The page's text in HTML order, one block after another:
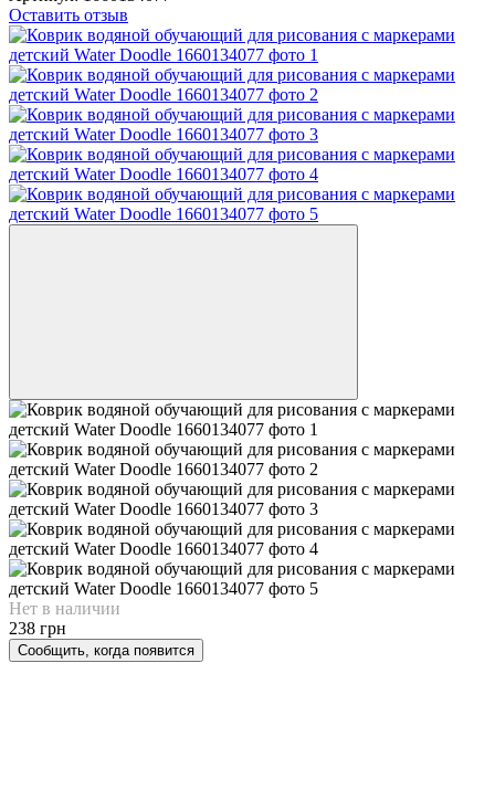
Оставить отзыв
Нет в наличии
238 грн
Сообщить, когда появится